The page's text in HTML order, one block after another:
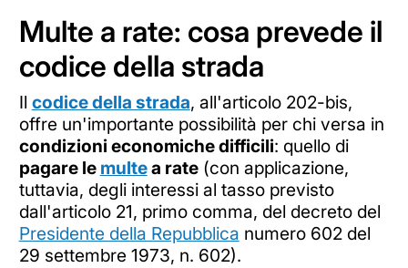
Multe a rate: cosa prevede il
codice della strada
Il codice della strada, all'articolo 202-bis,
offre un'importante possibilità per chi versa in
condizioni economiche difficili: quello di
pagare le multea rate(con applicazione,
tuttavia, degli interessi al tasso previsto
dall'articolo 21, primo comma, del decreto del
Presidente della Repubblica numero 602 del
29 settembre 1973, n. 602).